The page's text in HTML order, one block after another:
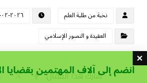
نخبة من طلبة العلم
٢٠٢٦-٠٢-٠٢
العقيدة و التصور الإسلامي
انضم إلى آلاف المهتمين بقضايا